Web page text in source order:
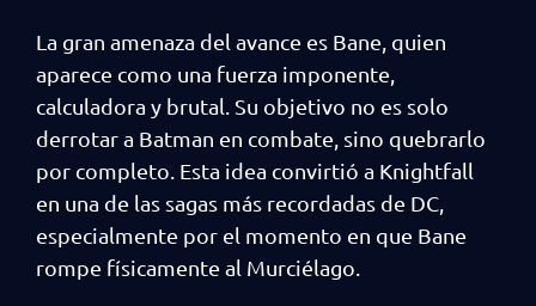
La gran amenaza del avance es Bane, quien
aparece como una fuerza imponente,
calculadora y brutal. Su objetivo no es solo
derrotar a Batman en combate, sino quebrarlo
por completo. Esta idea convirtió a Knightfall
en una de las sagas más recordadas de DC,
especialmente por el momento en que Bane
rompe físicamente al Murciélago.